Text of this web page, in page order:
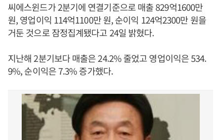
씨에스윈드가 2분기에 연결기준으로 매출 829억1600만
원, 영업이익 114억1100만 원, 순이익 124억2300만 원을
거둔 것으로 잠정집계됐다고 24일 밝혔다.
지난해 2분기보다 매출은 24.2% 줄었고 영업이익은 534.
9%, 순이익은 7.3% 증가했다.